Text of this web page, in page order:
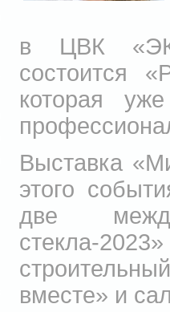
в ЦВК
состоится
которая
Выставка
этого
две
стекла-
вместе» и